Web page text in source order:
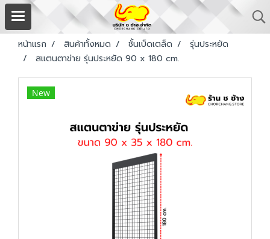
หน้าแรก สินค้าทั้งหมด ชั้นเบ็ดเตล็ด
รุ่นประหยัด
สแตนตาข่าย รุ่นประหยัด 90 x 180 cm.
New